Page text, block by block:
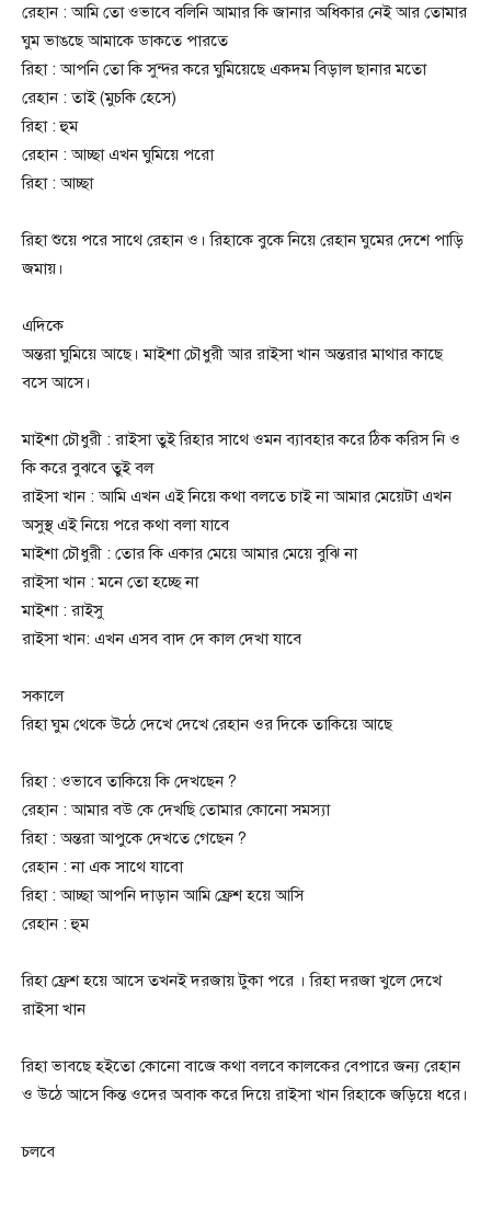
রেহান : আমি তো ওভাবে বলিনি আমার কি জানার অধিকার নেই আর তোমার
ঘুম ভাঙছে আমাকে ডাকতে পারতে
রিহা : আপনি তো কি সুন্দর করে ঘুমিয়েছে একদম বিড়াল ছানার মতো
রেহান : তাই (মুচকি হেসে)
রিহা : হুম
রেহান : আচ্ছা এখন ঘুমিয়ে পরো
রিহা : আচ্ছা
রিহা শুয়ে পরে সাথে রেহান ও। রিহাকে বুকে নিয়ে রেহান ঘুমের দেশে পাড়ি
জমায়।
এদিকে
অন্তরা ঘুমিয়ে আছে। মাইশা চৌধুরী আর রাইসা খান অন্তরার মাথার কাছে
বসে আসে।
মাইশা চৌধুরী : রাইসা তুই রিহার সাথে ওমন ব্যাবহার করে ঠিক করিস নি ও
কি করে বুঝবে তুই বল
রাইসা খান : আমি এখন এই নিয়ে কথা বলতে চাই না আমার মেয়েটা এখন
অসুস্থ এই নিয়ে পরে কথা বলা যাবে
মাইশা চৌধুরী : তোর কি একার মেয়ে আমার মেয়ে বুঝি না
রাইসা খান : মনে তো হচ্ছে না
মাইশা : রাইসু
রাইসা খান: এখন এসব বাদ দে কাল দেখা যাবে
সকালে
রিহা ঘুম থেকে উঠে দেখে দেখে রেহান ওর দিকে তাকিয়ে আছে
রিহা : ওভাবে তাকিয়ে কি দেখছেন ?
রেহান : আমার বউ কে দেখছি তোমার কোনো সমস্যা
রিহা : অন্তরা আপুকে দেখতে গেছেন ?
রেহান : না এক সাথে যাবো
রিহা : আচ্ছা আপনি দাড়ান আমি ফ্রেশ হয়ে আসি
রেহান : হুম
রিহা ফ্রেশ হয়ে আসে তখনই দরজায় টুকা পরে । রিহা দরজা খুলে দেখে
রাইসা খান
রিহা ভাবছে হইতো কোনো বাজে কথা বলবে কালকের বেপারে জন্য রেহান
ও উঠে আসে কিন্ত ওদের অবাক করে দিয়ে রাইসা খান রিহাকে জড়িয়ে ধরে।
চলবে